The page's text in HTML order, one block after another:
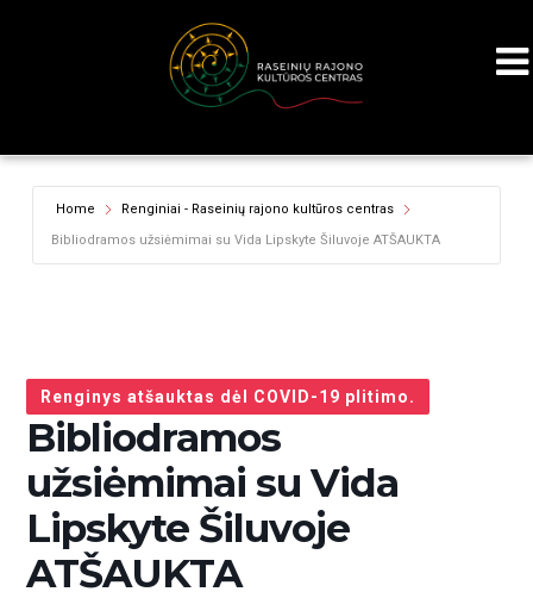
Home
Renginiai - Raseinių rajono kultūros centras
Bibliodramos užsiėmimai su Vida Lipskyte Šiluvoje ATŠAUKTA
Renginys atšauktas dėl COVID-19 plitimo.
Bibliodramos
užsiėmimai su Vida
Lipskyte Šiluvoje
ATŠAUKTA